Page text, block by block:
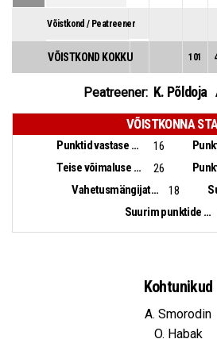
Võistkond / Peatreener
VÕISTKOND KOKKU 101
Peatreener: K. Põldoja
VÕISTKONNA
Punktid vastase pallikaotusest: 16
Teise võimaluse punktid:
26
Vahetusmängijate punktid:
18
Suurim punktide vahe:
Kohtunikud
A. Smorodin
O. Habak